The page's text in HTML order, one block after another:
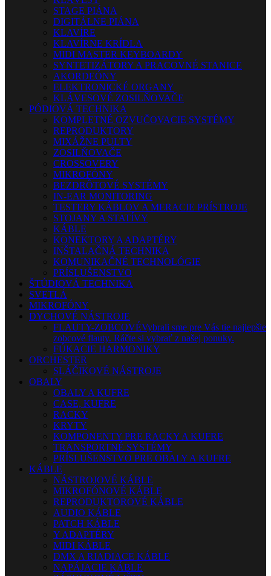
STAGE PIÁNA
DIGITÁLNE PIÁNA
KLAVÍRE
KLAVÍRNE KRÍDLA
MIDI MASTER KEYBOARDY
SYNTETIZÁTORY A PRACOVNÉ STANICE
AKORDEÓNY
ELEKTRONICKÉ ORGANY
KLÁVESOVÉ ZOSILŇOVAČE
PÓDIOVÁ TECHNIKA
KOMPLETNÉ OZVUČOVACIE SYSTÉMY
REPRODUKTORY
MIXÁŽNE PULTY
ZOSILŇOVAČE
CROSSOVERY
MIKROFÓNY
BEZDRÔTOVÉ SYSTÉMY
IN-EAR MONITORING
TESTERY KÁBLOV A MERACIE PRÍSTROJE
STOJANY A STATÍVY
KÁBLE
KONEKTORY A ADAPTÉRY
INŠTALAČNÁ TECHNIKA
KOMUNIKAČNÉ TECHNOLÓGIE
PRÍSLUŠENSTVO
ŠTÚDIOVÁ TECHNIKA
SVETLÁ
MIKROFÓNY
DYCHOVÉ NÁSTROJE
FLAUTY-ZOBCOVÉVybrali sme pre Vás tie najlepšie
zobcové flauty. Ráčte si vybrať z našej ponuky.
FÚKACIE HARMONIKY
ORCHESTER
SLÁČIKOVÉ NÁSTROJE
OBALY
OBALY A KUFRE
CASE, KUFRE
RACKY
KRYTY
KOMPONENTY PRE RACKY A KUFRE
TRANSPORTNÉ SYSTÉMY
PRÍSLUŠENSTVO PRE OBALY A KUFRE
KÁBLE
NÁSTROJOVÉ KÁBLE
MIKROFÓNOVÉ KÁBLE
REPRODUKTOROVÉ KÁBLE
AUDIO KÁBLE
PATCH KÁBLE
Y ADAPTÉRY
MIDI KÁBLE
DMX A RIADIACE KÁBLE
NAPÁJACIE KÁBLE